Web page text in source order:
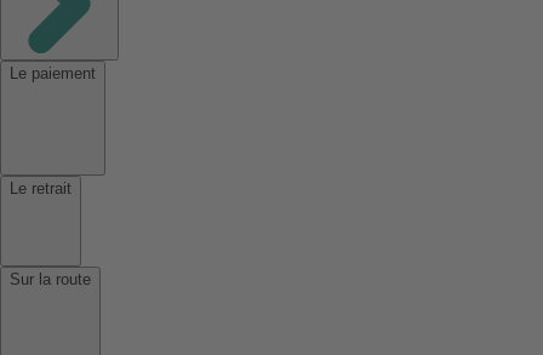
Le paiement
Le retrait
Sur la route